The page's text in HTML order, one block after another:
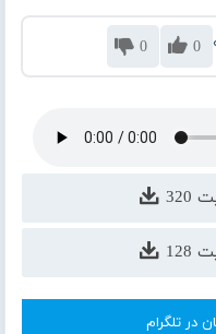
0
0
در تلگرام